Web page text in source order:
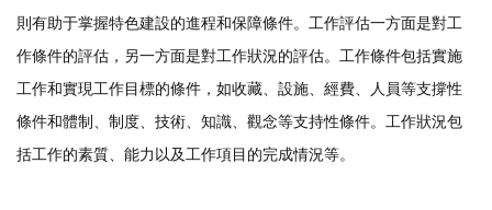
則有助于掌握特色建設的進程和保障條件。工作評估一方面是對工
作條件的評估，另一方面是對工作狀況的評估。工作條件包括實施
工作和實現工作目標的條件，如收藏、設施、經費、人員等支撐性
條件和體制、制度、技術、知識、觀念等支持性條件。工作狀況包
括工作的素質、能力以及工作項目的完成情況等。